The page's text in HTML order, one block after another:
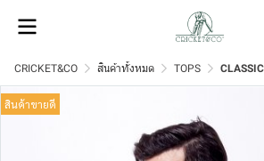
CRICKET&CO สินค้าทั้งหมด TOPS
สินค้าขายดี